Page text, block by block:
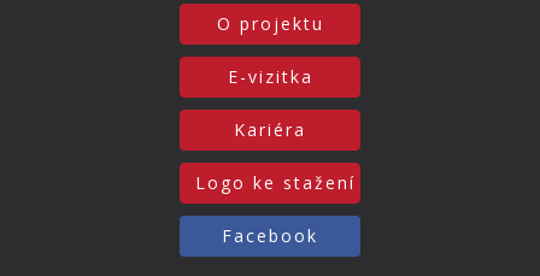
O projektu
E-vizitka
Kariéra
Logo ke stažení
Facebook